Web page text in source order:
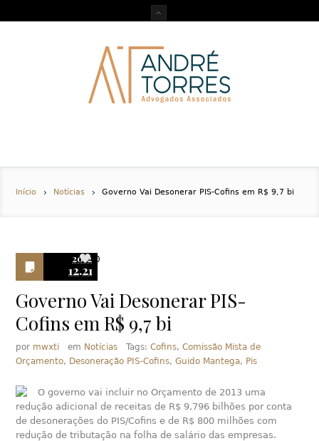
Início Notícias Governo Vai Desonerar PIS-Cofins em R$ 9,7 bi
2012
12.21
0
Governo Vai Desonerar PIS-
Cofins em R$ 9,7 bi
por mwxti em Notícias Tags:Cofins,Comissão Mista de
Orçamento, Desoneração PIS-Cofins,Guido Mantega, Pis
O governo vai incluir no Orçamento de 2013 uma
redução adicional de receitas de R$ 9,796 bilhões por conta
de desonerações do PIS/Cofins e de R$ 800 milhões com
redução de tributação na folha de salário das empresas.